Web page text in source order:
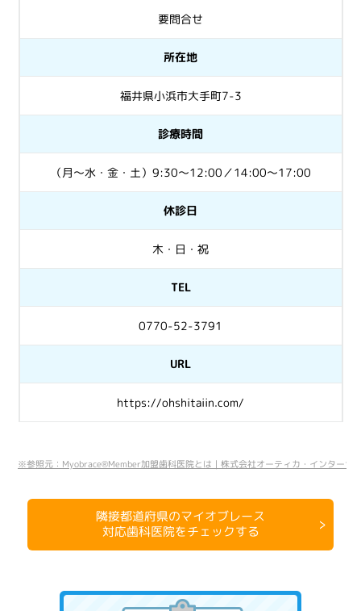
要問合せ
所在地
福井県小浜市大手町7-3
診療時間
（月～水・金・土）9:30～12:00／14:00～17:00
休診日
木・日・祝
TEL
0770-52-3791
URL
https://ohshitaiin.com/
※参照元：Myobrace®Member加盟歯科医院とは｜株式会社オーティカ・インタ
隣接都道府県のマイオブレース
対応歯科医院をチェックする